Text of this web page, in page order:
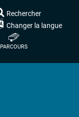
PARCOURS
Rechercher
Changer la langue